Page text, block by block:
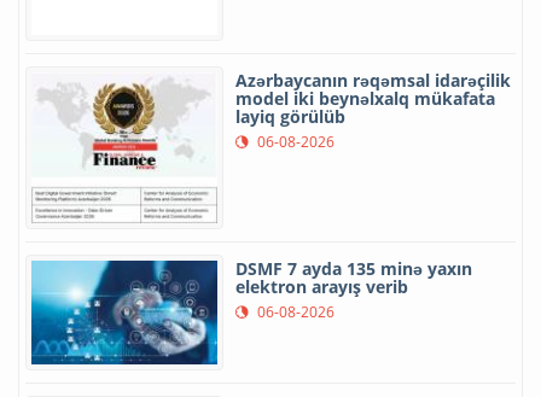
Azərbaycanın rəqəmsal idarəçilik
model iki beynəlxalq mükafata
layiq görülüb
06-08-2026
DSMF 7 ayda 135 minə yaxın
elektron arayış verib
06-08-2026